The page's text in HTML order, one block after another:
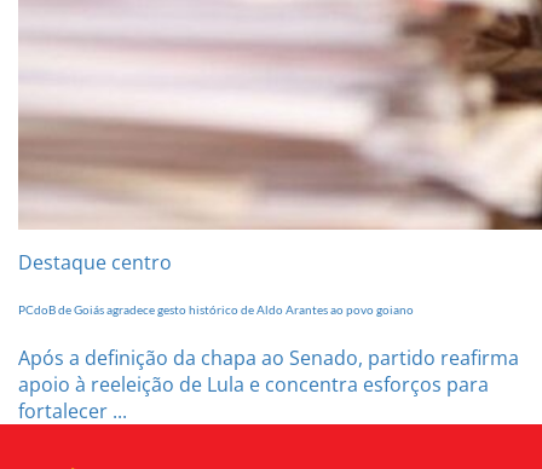
Destaque centro
PCdoB de Goiás agradece gesto histórico de Aldo Arantes ao povo goiano
Após a definição da chapa ao Senado, partido reafirma
apoio à reeleição de Lula e concentra esforços para
fortalecer ...